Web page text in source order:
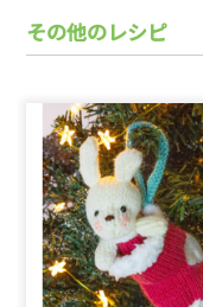
その他のレシピ